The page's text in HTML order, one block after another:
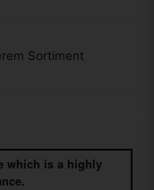
Sortiment
which is a highly